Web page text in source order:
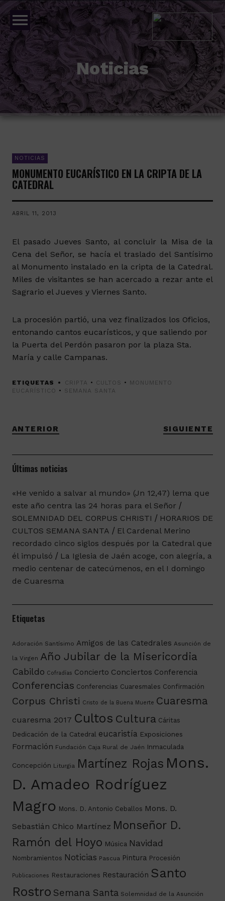
menu
Noticias
NOTICIAS
MONUMENTO EUCARÍSTICO EN LA CRIPTA DE LA
CATEDRAL
ABRIL 11, 2013
El pasado Jueves Santo, al concluir la Misa de la
Cena del Señor, se hacía el traslado del Santísimo
al Monumento instalado en la cripta de la Catedral.
Miles de visitantes se han acercado a rezar ante el
Sagrario el Jueves y Viernes Santo.
La procesión partió, una vez finalizados los Oficios,
entonando cantos eucarísticos, y que saliendo por
la Puerta del Perdón pasaron por la plaza Sta.
María y calle Campanas.
ETIQUETAS CRIPTA • CULTOS • MONUMENTO
EUCARÍSTICO • SEMANA SANTA
ANTERIOR SIGUIENTE
Últimas noticias
«He venido a salvar al mundo» (Jn 12,47) lema que
este año centra las 24 horas para el Señor
SOLEMNIDAD DEL CORPUS CHRISTI
HORARIOS DE
CULTOS SEMANA SANTA
El Cardenal Merino
recordado cinco siglos después por la Catedral que
él impulsó
La Iglesia de Jaén acoge, con alegría, a
medio centenar de catecúmenos, en el I domingo
de Cuaresma
Etiquetas
Adoración Santísimo Amigos de las Catedrales Asunción de
la Virgen Año Jubilar de la Misericordia
Cabildo Cofradías Concierto Conciertos Conferencia
Conferencias Conferencias Cuaresmales Confirmación
Corpus Christi Cristo de la Buena Muerte Cuaresma
cuaresma 2017 Cultos Cultura Cáritas
Dedicación de la Catedral eucaristía Exposiciones
Formación Fundación Caja Rural de Jaén Inmaculada
Concepción Liturgia Martínez Rojas Mons.
D. Amadeo Rodríguez
Magro Mons. D. Antonio Ceballos Mons. D.
Sebastián Chico Martínez Monseñor D.
Ramón del Hoyo Música Navidad
Nombramientos Noticias Pascua Pintura Procesión
Publicaciones Restauraciones Restauración Santo
Rostro Semana Santa Solemnidad de la Asunción